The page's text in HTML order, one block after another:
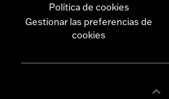
Política de cookies
Gestionar las preferencias de
cookies